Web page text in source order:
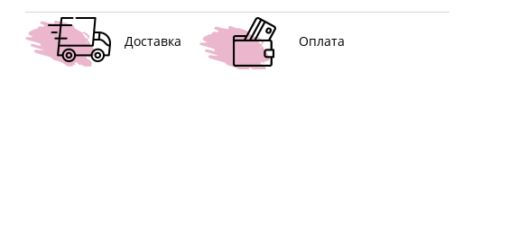
Доставка Оплата